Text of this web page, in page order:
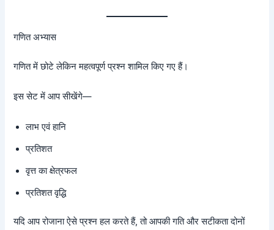
गणित अभ्यास
गणित में छोटे लेकिन महत्वपूर्ण प्रश्न शामिल किए गए हैं।
इस सेट में आप सीखेंगे—
लाभ एवं हानि
प्रतिशत
वृत्त का क्षेत्रफल
प्रतिशत वृद्धि
यदि आप रोजाना ऐसे प्रश्न हल करते हैं, तो आपकी गति और सटीकता दोनों